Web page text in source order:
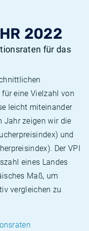
2022
für das
eine Vielzahl von
leicht miteinander
Jahr zeigen wir die
und
Der VPI
eines Landes
Maß, um
vergleichen zu